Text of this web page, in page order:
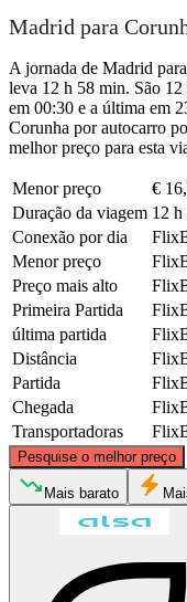
Madrid para
A jornada de Madrid
leva 12 h 58 min. São
em 00:30 e a última em
Corunha por autocarro
melhor preço para esta
Menor preço
€
Duração da viagem 12 h
Conexão por dia
Menor preço
Preço mais alto
Primeira Partida
última partida
Distância
Partida
Chegada
Transportadoras
Pesquise o melhor preço
A Coruña
Mais barato